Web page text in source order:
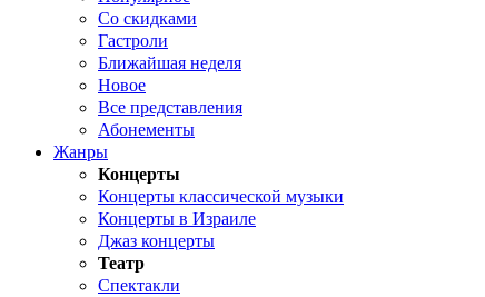
Со скидками
Гастроли
Ближайшая неделя
Новое
Все представления
Абонементы
Жанры
Концерты
Концерты классической музыки
Концерты в Израиле
Джаз концерты
Театр
Спектакли